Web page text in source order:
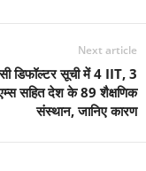
Next article
डिफॉल्टर सूची में 4 IIT, 3
सहित देश के 89 शैक्षणिक
संस्थान, जानिए कारण